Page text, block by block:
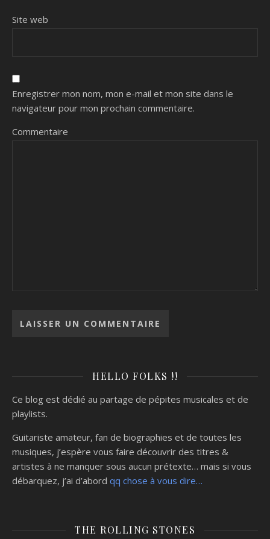
Site web
Enregistrer mon nom, mon e-mail et mon site dans le
navigateur pour mon prochain commentaire.
Commentaire
HELLO FOLKS !!
Ce blog est dédié au partage de pépites musicales et de
playlists.
Guitariste amateur, fan de biographies et de toutes les
musiques, j’espère vous faire découvrir des titres &
artistes à ne manquer sous aucun prétexte… mais si vous
débarquez, j’ai d’abord qq chose à vous dire…
THE ROLLING STONES